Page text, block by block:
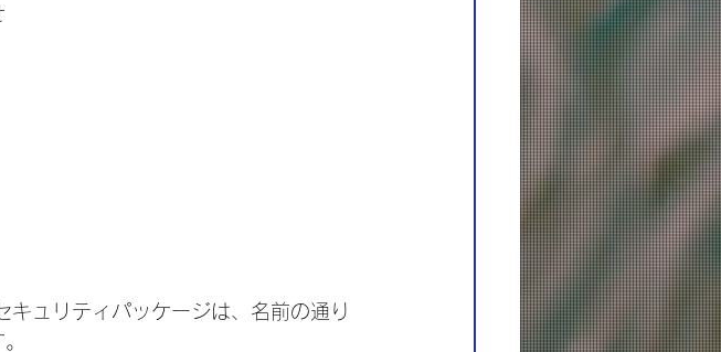
ュリティパッケージは、名前の通り